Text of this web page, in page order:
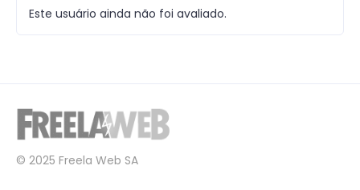
Este usuário ainda não foi avaliado.
© 2025 Freela Web SA